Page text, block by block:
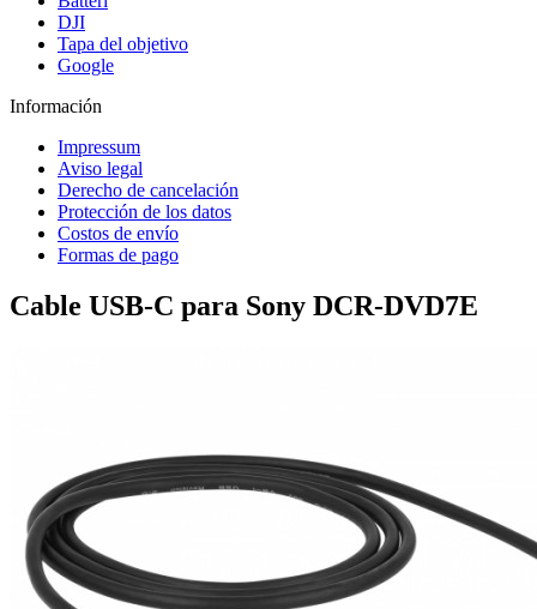
DJI
Tapa del objetivo
Google
Información
Impressum
Aviso legal
Derecho de cancelación
Protección de los datos
Costos de envío
Formas de pago
Cable USB-C para Sony DCR-DVD7E